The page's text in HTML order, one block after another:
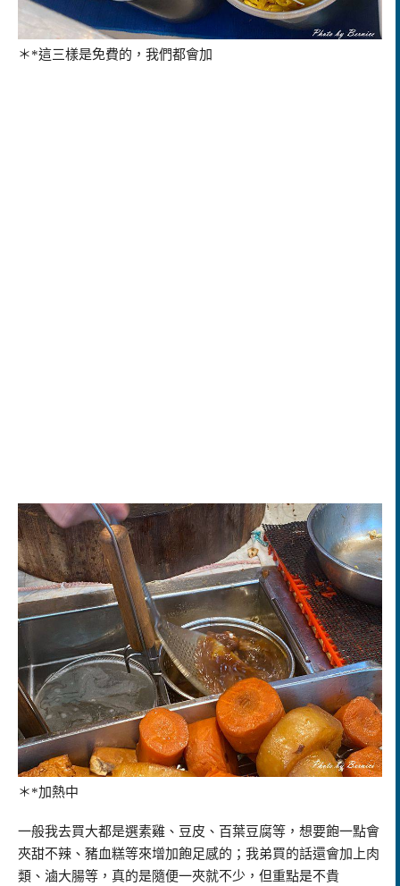
＊*這三樣是免費的，我們都會加
＊*加熱中
一般我去買大都是選素雞、豆皮、百葉豆腐等，想要飽一點會
夾甜不辣、豬血糕等來增加飽足感的；我弟買的話還會加上肉
類、滷大腸等，真的是隨便一夾就不少，但重點是不貴